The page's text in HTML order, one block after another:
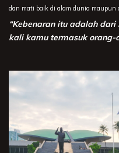
dan mati baik di alam dunia maupun
“Kebenaran itu adalah
kali kamu termasuk orang-